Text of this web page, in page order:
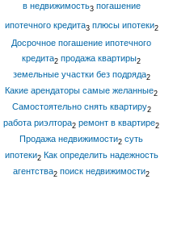
в недвижимость3 погашение
ипотечного кредита3 плюсы ипотеки2
Досрочное погашение ипотечного
кредита2 продажа квартиры2
земельные участки без подряда2
Какие арендаторы самые желанные2
Самостоятельно снять квартиру2
работа риэлтора2 ремонт в квартире2
Продажа недвижимости2 суть
ипотеки2 Как определить надежность
агентства2 поиск недвижимости2